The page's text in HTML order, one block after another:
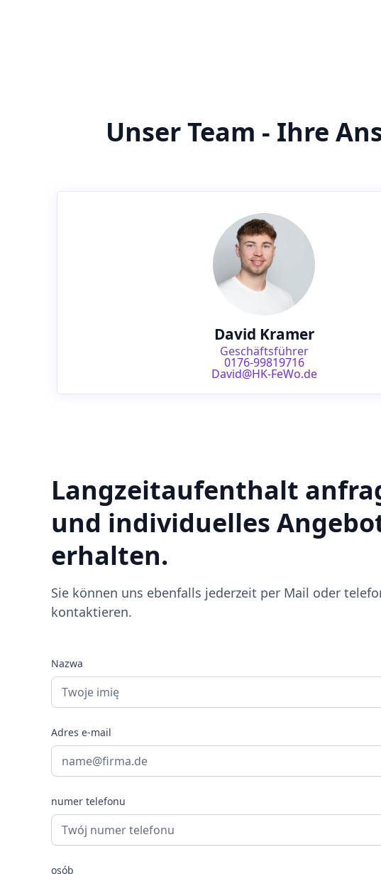
Unser Team - Ihre
David Kramer
Geschäftsführer
0176-99819716
David@HK-FeWo.de
Langzeitaufenthalt
und individuelles
erhalten.
Sie können uns ebenfalls jederzeit per Mail oder
kontaktieren.
Nazwa
Adres e-mail
numer telefonu
osób